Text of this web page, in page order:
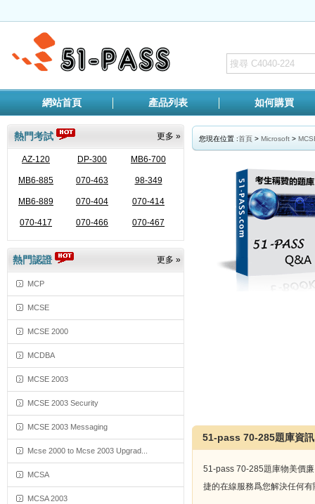
網站首頁 產品列表 如何購買
更多 »
熱門考試
AZ-120 DP-300 MB6-700
MB6-885 070-463 98-349
MB6-889 070-404 070-414
070-417 070-466 070-467
更多 »
熱門認證
MCP
MCSE
MCSE 2000
MCDBA
MCSE 2003
MCSE 2003 Security
MCSE 2003 Messaging
Mcse 2000 to Mcse 2003 Upgrad...
MCSA
MCSA 2003
您現在位置 :首頁 > Microsoft >
51-pass 70-285題庫資訊
51-pass 70-285題庫物美價
捷的在線服務爲您解決任何